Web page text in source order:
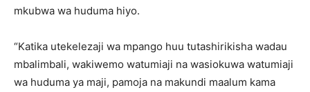
mkubwa wa huduma hiyo.
“Katika utekelezaji wa mpango huu tutashirikisha wadau
mbalimbali, wakiwemo watumiaji na wasiokuwa watumiaji
wa huduma ya maji, pamoja na makundi maalum kama